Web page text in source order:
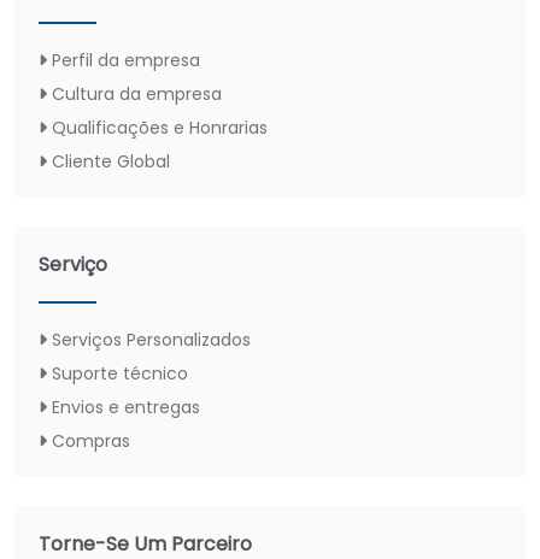
Perfil da empresa
Cultura da empresa
Qualificações e Honrarias
Cliente Global
Serviço
Serviços Personalizados
Suporte técnico
Envios e entregas
Compras
Torne-Se Um Parceiro